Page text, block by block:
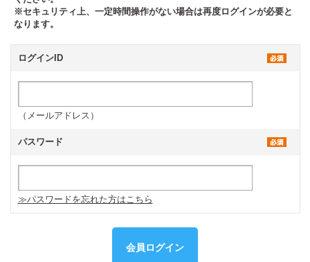
※セキュリティ上、一定時間操作がない場合は再度ログインが必要と
なります。
ログインID
（メールアドレス）
パスワード
≫パスワードを忘れた方はこちら